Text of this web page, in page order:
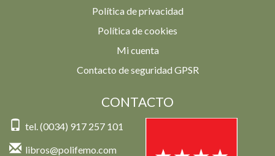
Política de privacidad
Política de cookies
Mi cuenta
Contacto de seguridad GPSR
CONTACTO
tel. (0034) 917 257 101
libros@polifemo.com